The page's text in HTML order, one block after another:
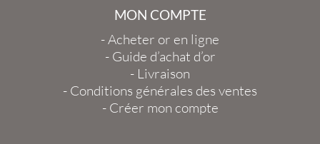
MON COMPTE
-Acheter or en ligne
- Guide d’achat d’or
- Livraison
- Conditions générales des ventes
- Créer mon compte